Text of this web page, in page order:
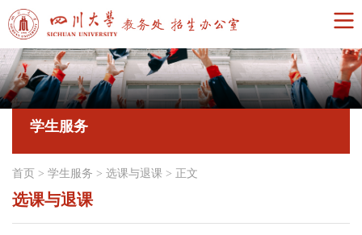
学生服务
首页 > 学生服务 > 选课与退课 > 正文
选课与退课